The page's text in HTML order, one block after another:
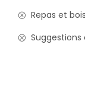
Repas et
Suggestions